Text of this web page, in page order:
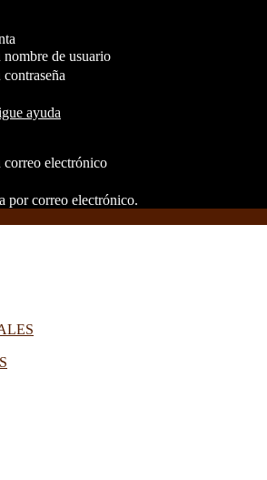
nombre de usuario
contraseña
ayuda
correo electrónico
por correo electrónico.